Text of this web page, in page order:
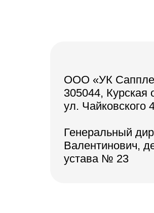
ООО «УК
305044, Курская
ул.
Генеральный
Валентинович,
устава № 23